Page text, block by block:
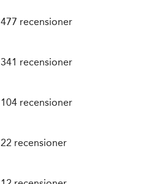
477 recensioner
341 recensioner
104 recensioner
22 recensioner